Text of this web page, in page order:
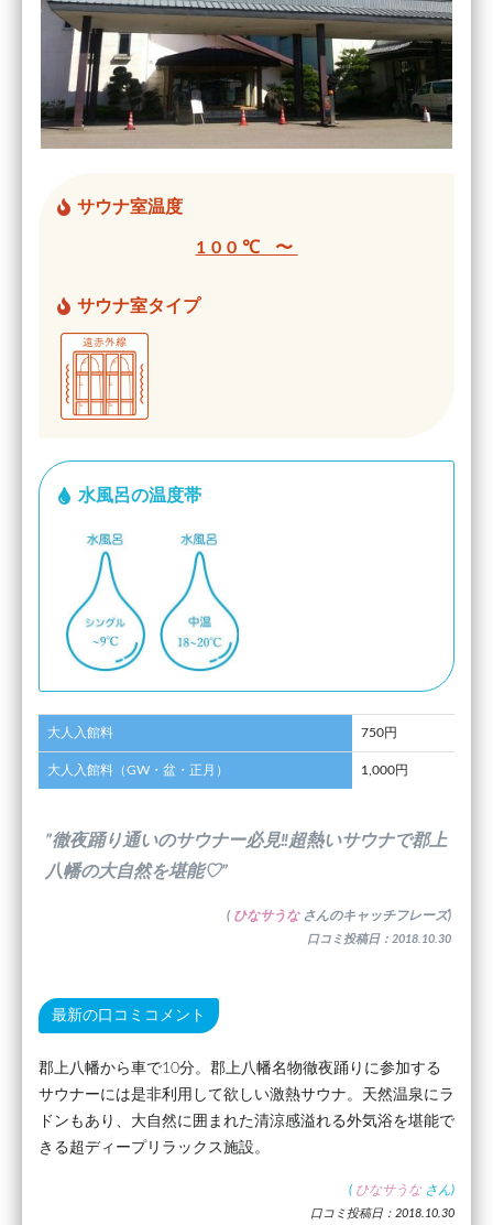
サウナ室温度
100℃ 〜
サウナ室タイプ
水風呂の温度帯
大人入館料 750円
大人入館料（GW・盆・正月） 1,000円
”徹夜踊り通いのサウナー必見‼超熱いサウナで郡上
八幡の大自然を堪能♡”
( ひなサうな さんのキャッチフレーズ)
口コミ投稿日：2018.10.30
最新の口コミコメント
郡上八幡から車で10分。郡上八幡名物徹夜踊りに参加する
サウナーには是非利用して欲しい激熱サウナ。天然温泉にラ
ドンもあり、大自然に囲まれた清涼感溢れる外気浴を堪能で
きる超ディープリラックス施設。
( ひなサうな さん)
口コミ投稿日：2018.10.30